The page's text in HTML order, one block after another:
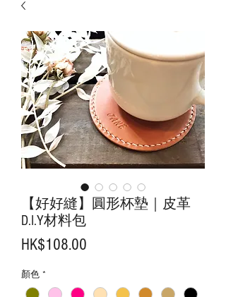
【好好縫】圓形杯墊｜皮革
D.I.Y材料包
HK$108.00
顏色 *